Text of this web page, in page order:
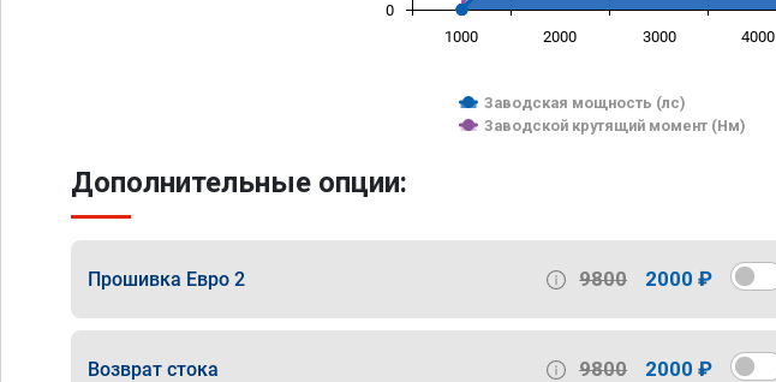
Заводская мощность (лс)
Заводской крутящий момент (Нм)
1000 2000 3000 4000
0
Дополнительные опции:
Прошивка Евро 2 9800 2000 ₽
Возврат стока 9800 2000 ₽